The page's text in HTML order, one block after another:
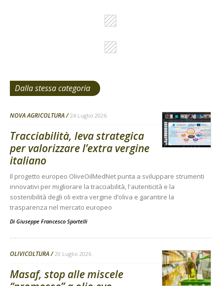
Dalla stessa categoria
NOVA AGRICOLTURA 24 Luglio 2026
Tracciabilità, leva strategica
per valorizzare l’extra vergine
italiano
Il progetto europeo OliveOilMedNet punta a sviluppare strumenti
innovativi per migliorare la tracciabilità, l'autenticità e la
sostenibilità degli oli extra vergine d’oliva e garantire la
trasparenza nel mercato europeo
Di Giuseppe Francesco Sportelli
OLIVICOLTURA 20 Luglio 2026
Masaf, stop alle miscele